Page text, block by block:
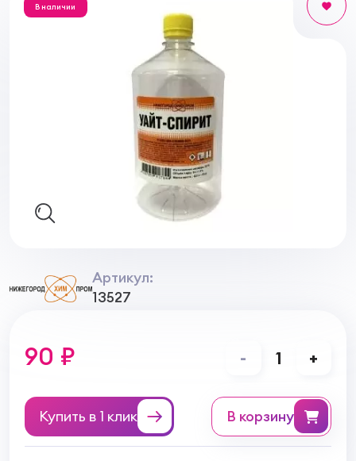
В наличии
Артикул:
13527
90 ₽ - 1 +
Купить в 1 клик в корзину